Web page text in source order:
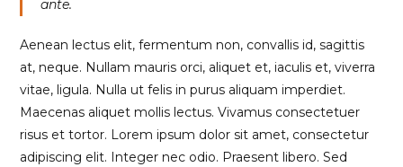
ante.
Aenean lectus elit, fermentum non, convallis id, sagittis
at, neque. Nullam mauris orci, aliquet et, iaculis et, viverra
vitae, ligula. Nulla ut felis in purus aliquam imperdiet.
Maecenas aliquet mollis lectus. Vivamus consectetuer
risus et tortor. Lorem ipsum dolor sit amet, consectetur
adipiscing elit. Integer nec odio. Praesent libero. Sed